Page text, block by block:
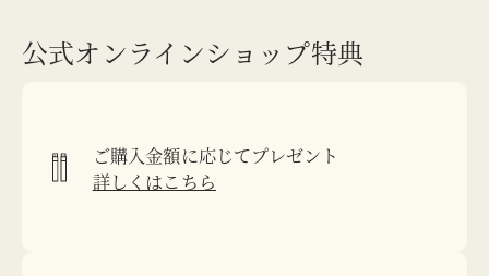
公式オンラインショップ特典
ご購入金額に応じてプレゼント
詳しくはこちら